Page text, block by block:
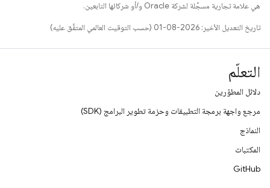
هي علامة تجارية مسجَّلة لشركة Oracle و/أو شركائها التابعين.
تاريخ التعديل الأخير: 2026-08-01 (حسب التوقيت العالمي المتفَّق عليه)
التعلّم
دلائل المطوّرين
مرجع واجهة برمجة التطبيقات وحزمة تطوير البرامج (SDK)
النماذج
المكتبات
GitHub